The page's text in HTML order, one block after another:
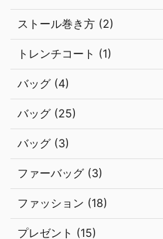
ストール巻き方 (2)
トレンチコート (1)
バッグ (4)
バッグ (25)
バッグ (3)
ファーバッグ (3)
ファッション (18)
プレゼント (15)